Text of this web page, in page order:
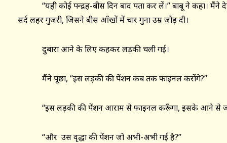
‘‘यही कोई पन्द्रह-बीस दिन बाद पता कर लें।’’ बाबू ने कहा।
सर्द लहर गुजरी, जिसने बीस आँखों में चार गुना उम्र जोड़ दी।
दुबारा आने के लिए कहकर लड़की चली गई।
मैंने पूछा, ‘‘इस लड़की की पेंशन कब तक फाइनल करोंगे?’’
‘‘इस लड़की की पेंशन आराम से फाइनल करूँगा, इसके आने से जरा
‘‘और उस वृद्धा की पेंशन जो अभी-अभी गई है?’’